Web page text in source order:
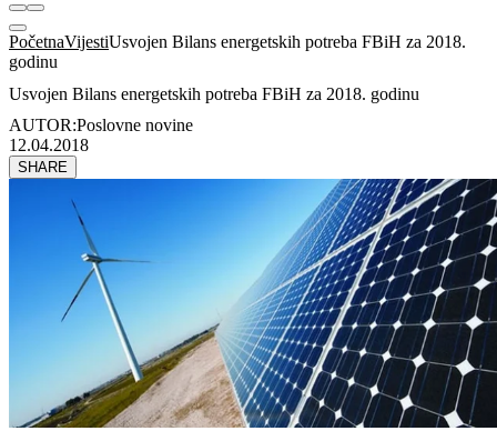
PočetnaVijestiUsvojen Bilans energetskih potreba FBiH za 2018.
godinu
Usvojen Bilans energetskih potreba FBiH za 2018. godinu
AUTOR:Poslovne novine
12.04.2018
SHARE